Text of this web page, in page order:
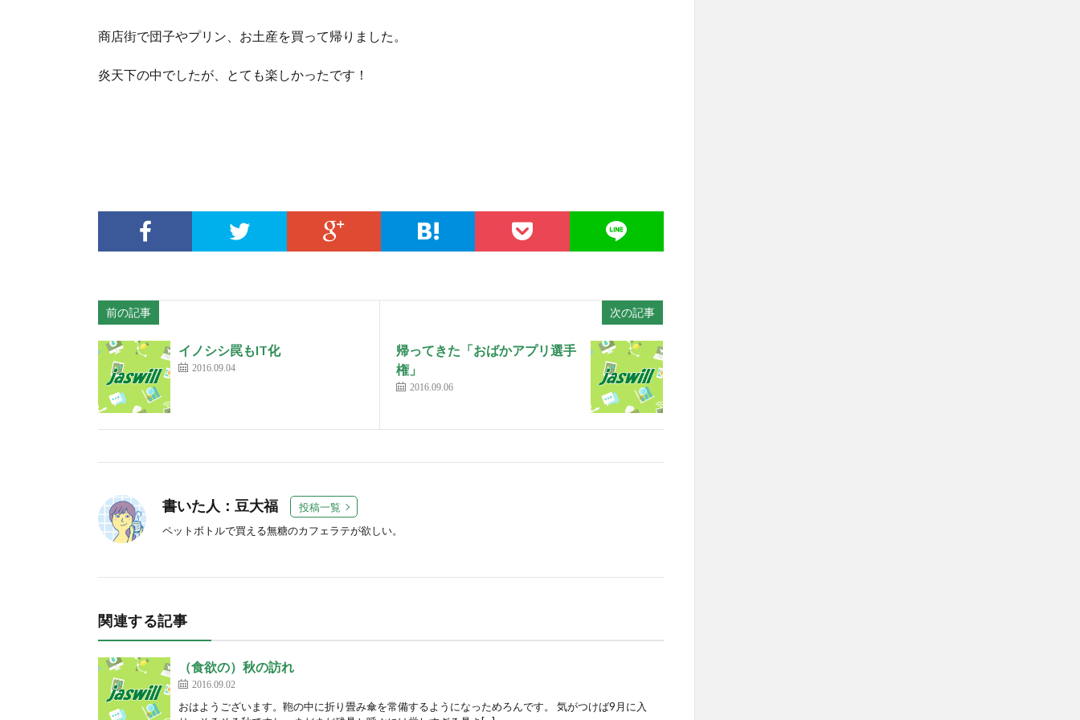
商店街で団子やプリン、お土産を買って帰りました。
炎天下の中でしたが、とても楽しかったです！
前の記事
イノシシ罠もIT化
2016.09.04
次の記事
帰ってきた「おばかアプリ選手
権」
2016.09.06
書いた人：豆大福
投稿一覧
ペットボトルで買える無糖のカフェラテが欲しい。
関連する記事
（食欲の）秋の訪れ
2016.09.02
おはようございます。鞄の中に折り畳み傘を常備するようになっためろんです。 気がつけば9月に入